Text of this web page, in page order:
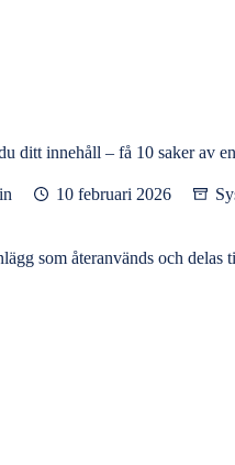
ditt innehåll – få 10 saker av
10 februari 2026